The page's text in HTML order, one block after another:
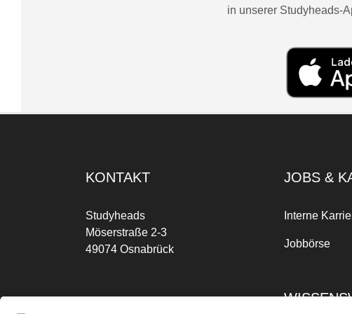
in unserer Studyheads-
KONTAKT
Studyheads
Möserstraße 2-3
49074 Osnabrück
JOBS &
Interne
Jobbörse